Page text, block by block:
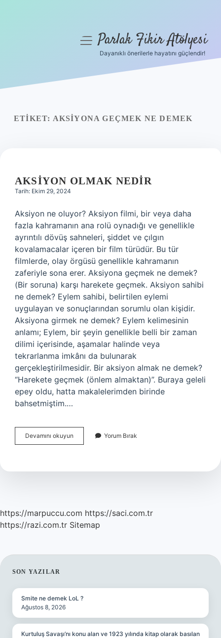
Yasal Uyarı
menüyüParlak Fikir Atölyesi
Dayanıklı önerilerle hayatını güçlendir!
ETIKET: AKSIYONA GEÇMEK NE DEMEK
AKSIYON OLMAK NEDIR
Tarih: Ekim 29, 2024
Aksiyon ne oluyor? Aksiyon filmi, bir veya daha
fazla kahramanın ana rolü oynadığı ve genellikle
ayrıntılı dövüş sahneleri, şiddet ve çılgın
kovalamacalar içeren bir film türüdür. Bu tür
filmlerde, olay örgüsü genellikle kahramanın
zaferiyle sona erer. Aksiyona geçmek ne demek?
(Bir soruna) karşı harekete geçmek. Aksiyon sahibi
ne demek? Eylem sahibi, belirtilen eylemi
uygulayan ve sonuçlarından sorumlu olan kişidir.
Aksiyona girmek ne demek? Eylem kelimesinin
anlamı; Eylem, bir şeyin genellikle belli bir zaman
dilimi içerisinde, aşamalar halinde veya
tekrarlanma imkânı da bulunarak
gerçekleştirilmesidir. Bir aksiyon almak ne demek?
“Harekete geçmek (önlem almaktan)”. Buraya geleli
epey oldu, hatta makalelerimden birinde
bahsetmiştim.…
Devamını okuyun
Olmak
Yorum Bırak
https://marpuccu.com https://saci.com.tr
https://razi.com.tr Sitemap
SIDEBAR
SON YAZILAR
Smite ne demek LoL ?
Ağustos 8, 2026
Kurtuluş Savaşı’nı konu alan ve 1923 yılında kitap olarak basılan